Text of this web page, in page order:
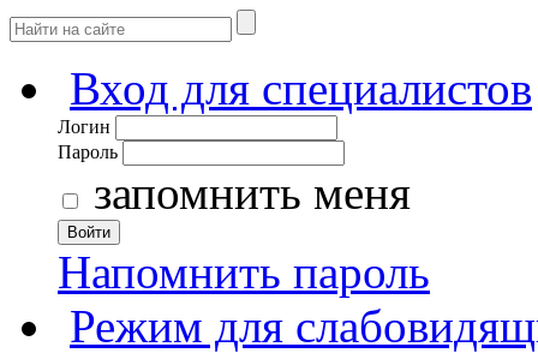
Вход для специалистов
Логин
Пароль
запомнить меня
Войти
Напомнить пароль
Режим для